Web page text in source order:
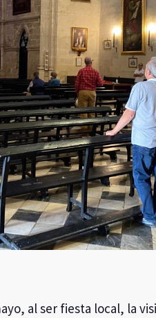
al ser fiesta local, la